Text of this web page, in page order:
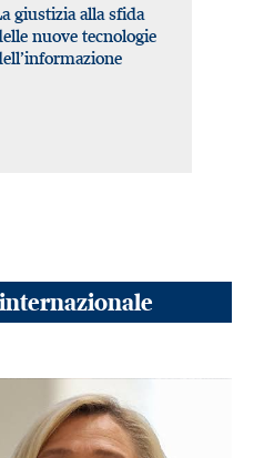
giustizia alla sfida
nuove tecnologie